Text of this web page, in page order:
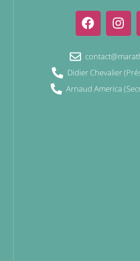
Didier Chevalier
Arnaud America